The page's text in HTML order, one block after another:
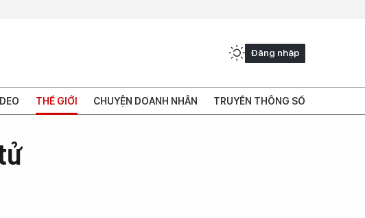
Đăng nhập
THẾ GIỚI CHUYỆN DOANH NHÂN TRUYỀN THÔNG SỐ